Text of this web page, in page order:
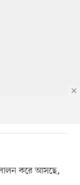
লালন করে আসছে,